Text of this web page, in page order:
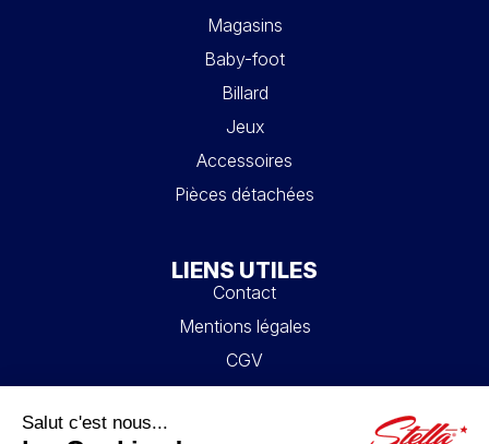
Magasins
Baby-foot
Billard
Jeux
Accessoires
Pièces détachées
LIENS UTILES
Contact
Mentions légales
CGV
Mon compte